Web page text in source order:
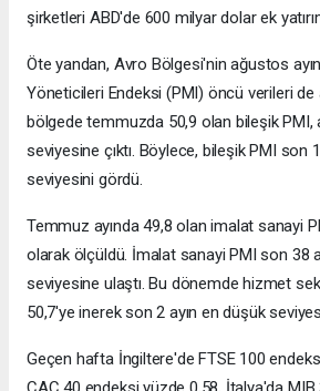
şirketleri ABD'de 600 milyar dolar ek
Öte yandan, Avro Bölgesi'nin ağustos
Yöneticileri Endeksi (PMI) öncü verileri de
bölgede temmuzda 50,9 olan bileşik PMI,
seviyesine çıktı. Böylece, bileşik PMI son
seviyesini gördü.
Temmuz ayında 49,8 olan imalat sanayi
olarak ölçüldü. İmalat sanayi PMI son 38
seviyesine ulaştı. Bu dönemde hizmet
50,7'ye inerek son 2 ayın en düşük
Geçen hafta İngiltere'de FTSE 100